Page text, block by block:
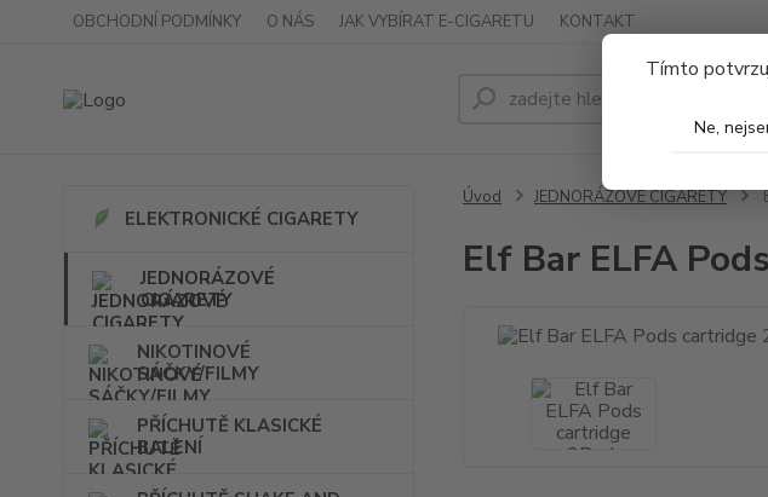
Tímto
Ne,
OBCHODNÍ PODMÍNKY O NÁS JAK VYBÍRAT E-CIGARETU KONTAKT
ELEKTRONICKÉ CIGARETY
JEDNORÁZOVÉ
CIGARETY
NIKOTINOVÉ
SÁČKY/FILMY
PŘÍCHUTĚ KLASICKÉ
BALENÍ
Úvod JEDNORÁZOVÉ CIGARETY
Elf Bar ELFA